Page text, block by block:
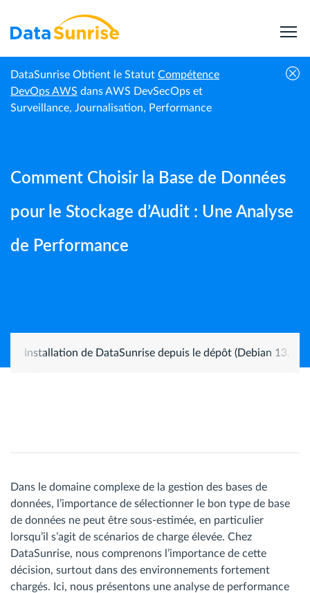
DataSunrise Obtient le Statut Compétence
DevOps AWS dans AWS DevSecOps et
Surveillance, Journalisation, Performance
Accueil
Guides |
DataSunrise
Comment Choisir la Base de Données pour le
Stockage d’Audit : Une Analyse de Performance
Comment Choisir la Base de Données
pour le Stockage d’Audit : Une Analyse
de Performance
Installation de DataSunrise depuis le dépôt (Debian 13,
Dans le domaine complexe de la gestion des bases de
données, l’importance de sélectionner le bon type de base
de données ne peut être sous-estimée, en particulier
lorsqu’il s’agit de scénarios de charge élevée. Chez
DataSunrise, nous comprenons l’importance de cette
décision, surtout dans des environnements fortement
chargés. Ici, nous présentons une analyse de performance